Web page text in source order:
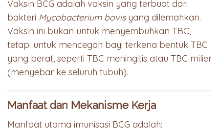
Vaksin BCG adalah vaksin yang terbuat dari
bakteri Mycobacterium bovisyang dilemahkan.
Vaksin ini bukan untuk menyembuhkan TBC,
tetapi untuk mencegah bayi terkena bentuk TBC
yang berat, seperti TBC meningitis atau TBC milier
(menyebar ke seluruh tubuh).
Manfaat dan Mekanisme Kerja
Manfaat utama imunisasi BCG adalah: